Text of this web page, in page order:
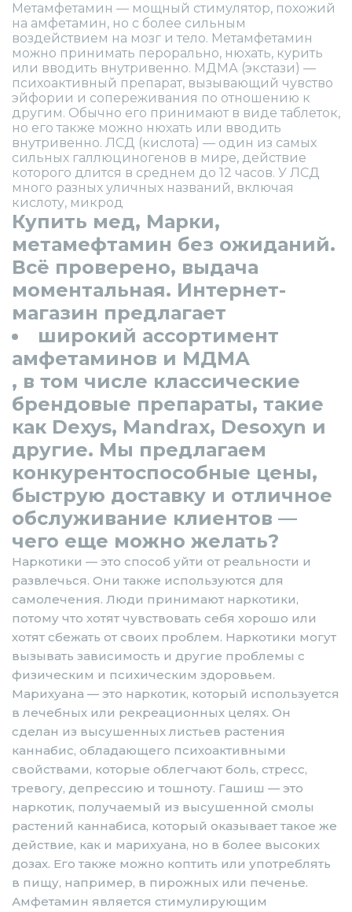
Метамфетамин — мощный стимулятор, похожий
на амфетамин, но с более сильным
воздействием на мозг и тело. Метамфетамин
можно принимать перорально, нюхать, курить
или вводить внутривенно. МДМА (экстази) —
психоактивный препарат, вызывающий чувство
эйфории и сопереживания по отношению к
другим. Обычно его принимают в виде таблеток,
но его также можно нюхать или вводить
внутривенно. ЛСД (кислота) — один из самых
сильных галлюциногенов в мире, действие
которого длится в среднем до 12 часов. У ЛСД
много разных уличных названий, включая
кислоту, микрод
Купить мед, Марки,
метамефтамин без ожиданий.
Всё проверено, выдача
моментальная. Интернет-
магазин предлагает
широкий ассортимент
амфетаминов и МДМА
, в том числе классические
брендовые препараты, такие
как Dexys, Mandrax, Desoxyn и
другие. Мы предлагаем
конкурентоспособные цены,
быструю доставку и отличное
обслуживание клиентов —
чего еще можно желать?
Наркотики — это способ уйти от реальности и
развлечься. Они также используются для
самолечения. Люди принимают наркотики,
потому что хотят чувствовать себя хорошо или
хотят сбежать от своих проблем. Наркотики могут
вызывать зависимость и другие проблемы с
физическим и психическим здоровьем.
Марихуана — это наркотик, который используется
в лечебных или рекреационных целях. Он
сделан из высушенных листьев растения
каннабис, обладающего психоактивными
свойствами, которые облегчают боль, стресс,
тревогу, депрессию и тошноту. Гашиш — это
наркотик, получаемый из высушенной смолы
растений каннабиса, который оказывает такое же
действие, как и марихуана, но в более высоких
дозах. Его также можно коптить или употреблять
в пищу, например, в пирожных или печенье.
Амфетамин является стимулирующим